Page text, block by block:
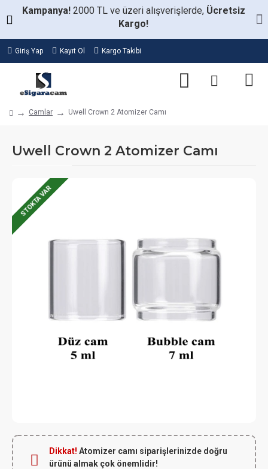
Kampanya! 2000 TL ve üzeri alışverişlerde, Ücretsiz
Kargo!
Giriş Yap Kayıt Ol Kargo Takibi
Camlar Uwell Crown 2 Atomizer Camı
Uwell Crown 2 Atomizer Camı
STOKTA VAR
Dikkat! Atomizer camı siparişlerinizde doğru
ürünü almak çok önemlidir!